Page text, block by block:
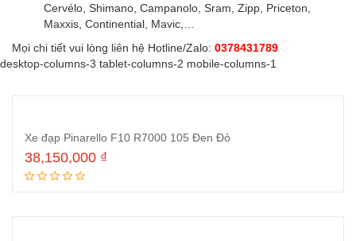
Cervélo, Shimano, Campanolo, Sram, Zipp, Priceton,
Maxxis, Continential, Mavic,…
Mọi chi tiết vui lòng liên hệ Hotline/Zalo: 0378431789
desktop-columns-3 tablet-columns-2 mobile-columns-1
Xe đạp Pinarello F10 R7000 105 Đen Đỏ
38,150,000 ₫